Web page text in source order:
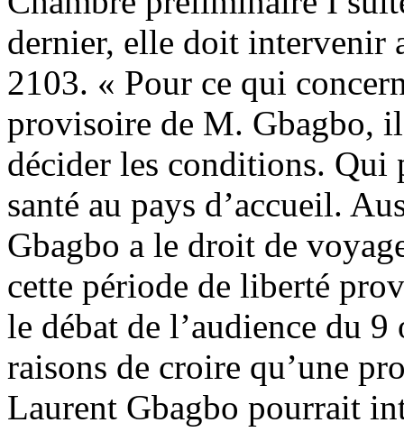
dernier, elle doit intervenir
2103. « Pour ce qui
provisoire de M. Gbagbo,
décider les conditions. Qui
santé au pays d’accueil.
Gbagbo a le droit de
cette période de liberté
le débat de l’audience du
raisons de croire qu’une
Laurent Gbagbo pourrait